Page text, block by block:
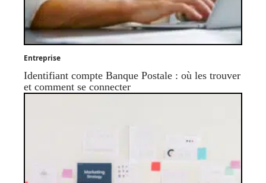
Entreprise
Identifiant compte Banque Postale : où les trouver
et comment se connecter